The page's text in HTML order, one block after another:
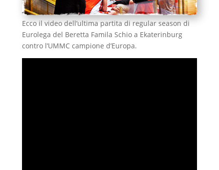
Ecco il video dell’ultima partita di regular season di
Eurolega del Beretta Famila Schio a Ekaterinburg
contro l’UMMC campione d’Europa.